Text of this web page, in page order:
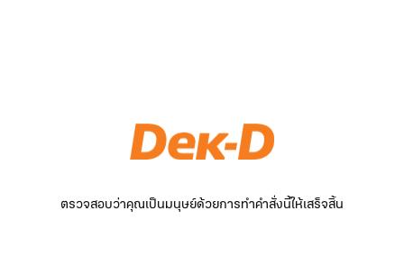
ตรวจสอบว่าคุณเป็นมนุษย์ด้วยการทำคำสั่งนี้ให้เสร็จสิ้น